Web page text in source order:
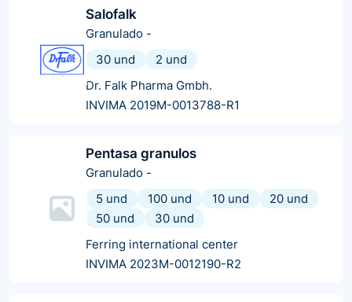
Salofalk
Granulado -
30 und
2 und
Dr. Falk Pharma Gmbh.
INVIMA 2019M-0013788-R1
Pentasa granulos
Granulado -
5 und
100 und 10 und
20 und
50 und
30 und
Ferring international center
INVIMA 2023M-0012190-R2